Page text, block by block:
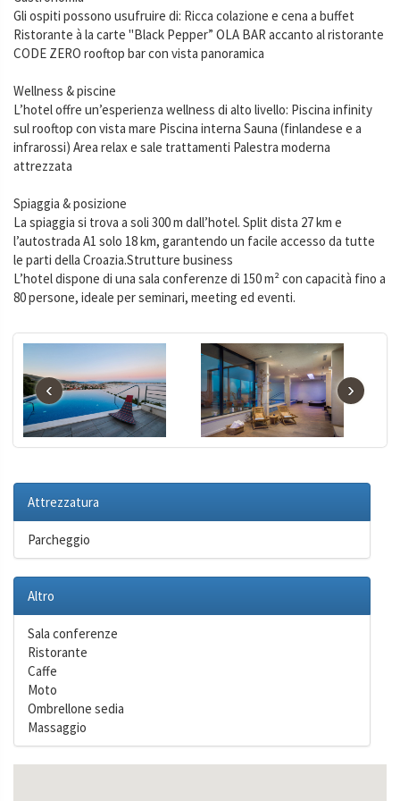
Gli ospiti possono usufruire di: Ricca colazione e cena a buffet
Ristorante à la carte "Black Pepper” OLA BAR accanto al ristorante
CODE ZERO rooftop bar con vista panoramica
Wellness & piscine
L’hotel offre un’esperienza wellness di alto livello: Piscina infinity
sul rooftop con vista mare Piscina interna Sauna (finlandese e a
infrarossi) Area relax e sale trattamenti Palestra moderna
attrezzata
Spiaggia & posizione
La spiaggia si trova a soli 300 m dall’hotel. Split dista 27 km e
l’autostrada A1 solo 18 km, garantendo un facile accesso da tutte
le parti della Croazia.Strutture business
L’hotel dispone di una sala conferenze di 150 m² con capacità fino a
80 persone, ideale per seminari, meeting ed eventi.
‹ ›
Attrezzatura
Parcheggio
Altro
Sala conferenze
Ristorante
Caffe
Moto
Ombrellone sedia
Massaggio